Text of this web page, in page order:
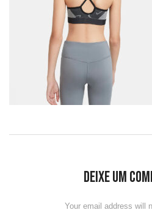
Deixe um
Your email address will